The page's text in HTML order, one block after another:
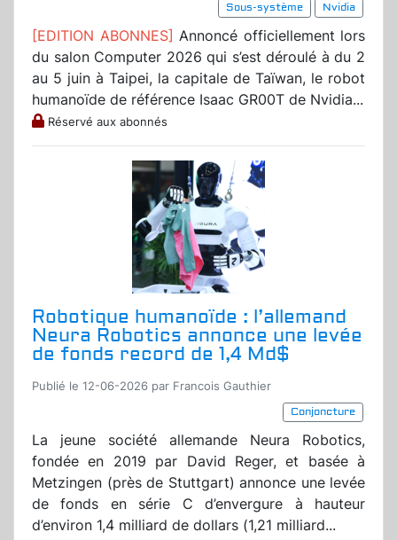
Sous-système
Nvidia
[EDITION ABONNES] Annoncé officiellement lors
du salon Computer 2026 qui s’est déroulé à du 2
au 5 juin à Taipei, la capitale de Taïwan, le robot
humanoïde de référence Isaac GR00T de Nvidia...
Réservé aux abonnés
Robotique humanoïde : l’allemand
Neura Robotics annonce une levée
de fonds record de 1,4 Md$
Publié le 12-06-2026 par Francois Gauthier
Conjoncture
La jeune société allemande Neura Robotics,
fondée en 2019 par David Reger, et basée à
Metzingen (près de Stuttgart) annonce une levée
de fonds en série C d’envergure à hauteur
d’environ 1,4 milliard de dollars (1,21 milliard...